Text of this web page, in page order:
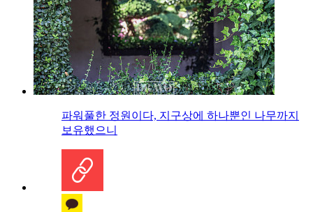
파워풀한 정원이다, 지구상에 하나뿐인 나무까지
보유했으니